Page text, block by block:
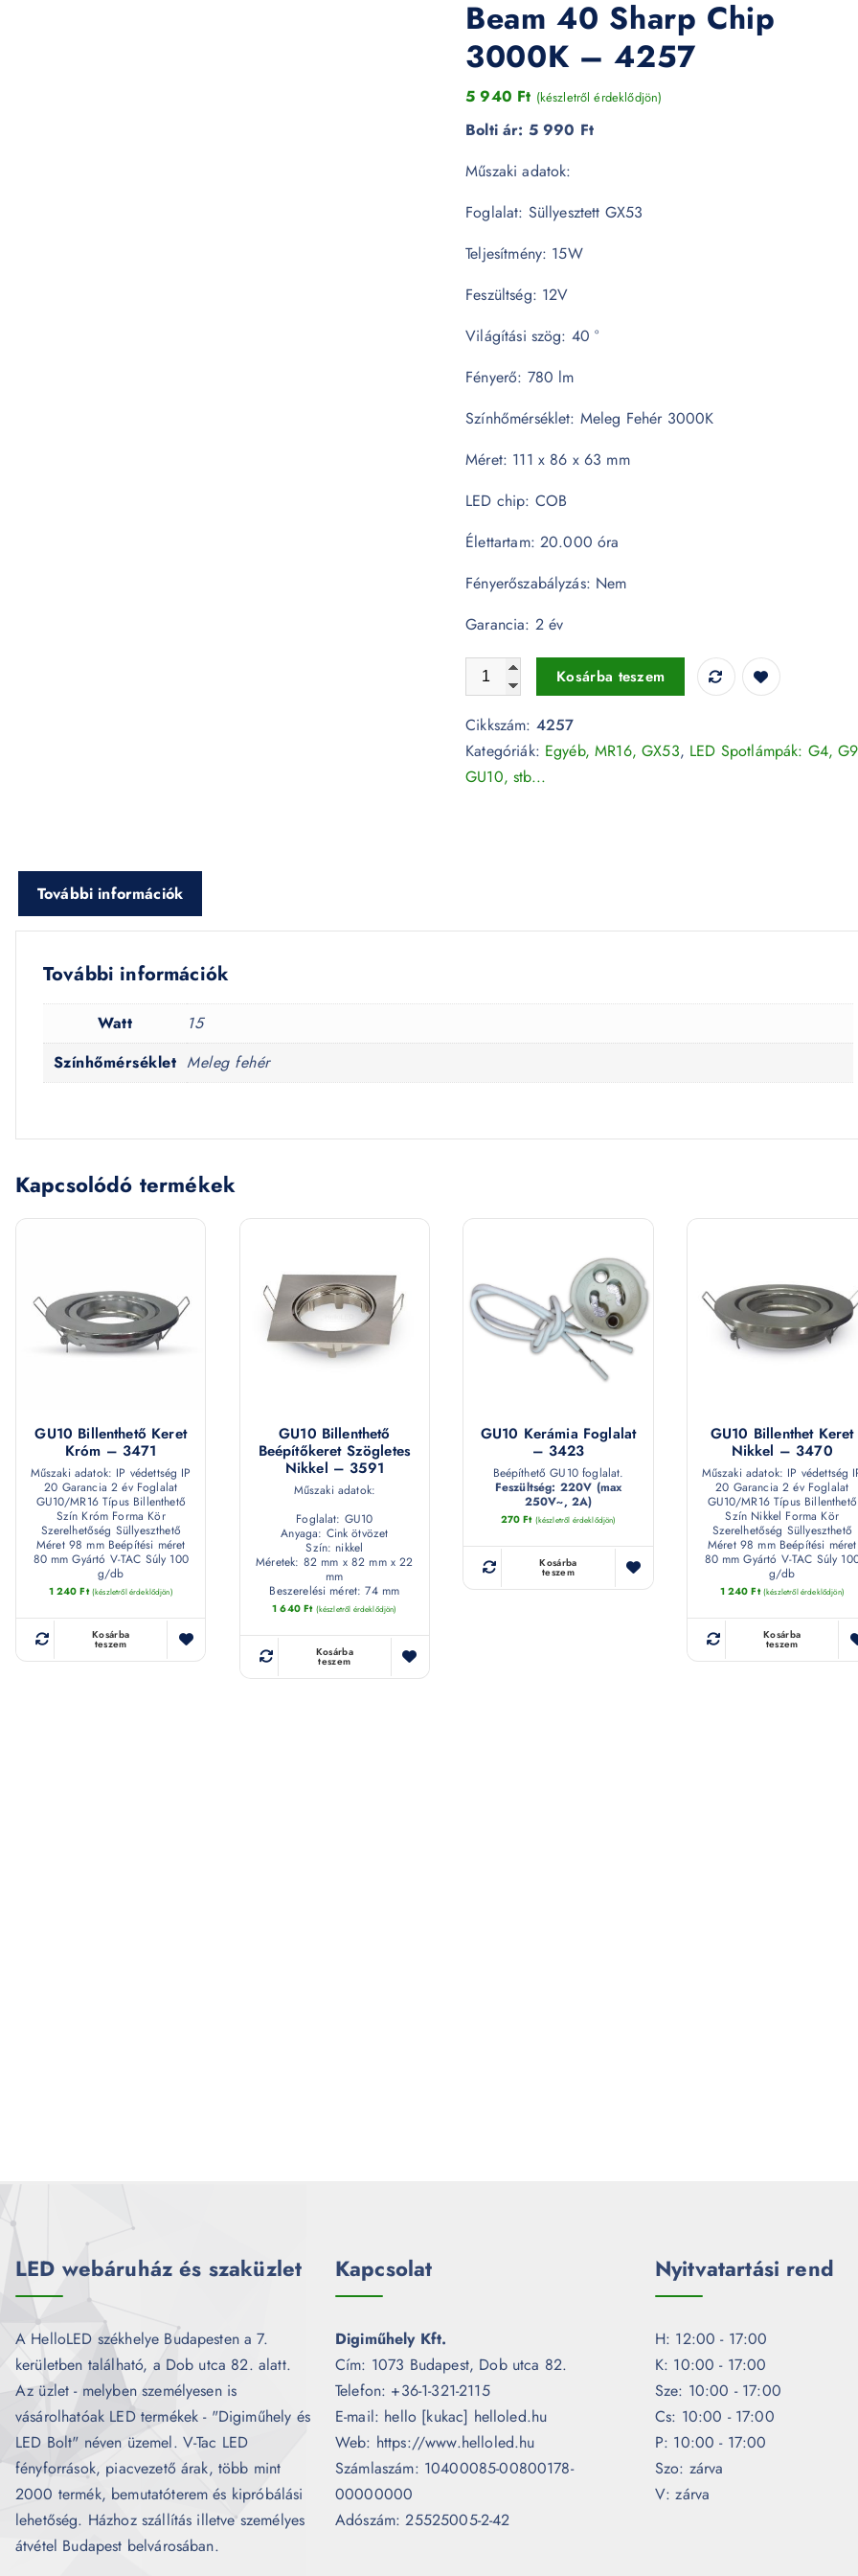
Beam 40 Sharp Chip
3000K – 4257
5 940 Ft (készletről érdeklődjön)
Bolti ár: 5 990 Ft
Műszaki adatok:
Foglalat: Süllyesztett GX53
Teljesítmény: 15W
Feszültség: 12V
Világítási szög: 40 °
Fényerő: 780 lm
Színhőmérséklet: Meleg Fehér 3000K
Méret: 111 x 86 x 63 mm
LED chip: COB
Élettartam: 20.000 óra
Fényerőszabályzás: Nem
Garancia: 2 év
LED Spotlámpa - AR111/GX53 15W 12V Beam 40 Sharp
Kosárba teszem
Cikkszám: 4257
Kategóriák: Egyéb, MR16, GX53, LED Spotlámpák: G4,
GU10, stb...
További információk
További információk
Watt
15
Színhőmérséklet Meleg fehér
Kapcsolódó termékek
GU10 Billenthető Keret
Króm – 3471
Műszaki adatok: IP védettség IP
20 Garancia 2 év Foglalat
GU10/MR16 Típus Billenthető
Szín Króm Forma Kör
Szerelhetőség Süllyeszthető
Méret 98 mm Beépítési méret
80 mm Gyártó V-TAC Súly 100
g/db
1 240Ft (készletről érdeklődjön)
Kosárba
teszem
GU10 Billenthető
Beépítőkeret Szögletes
Nikkel – 3591
Műszaki adatok:
Foglalat: GU10
Anyaga: Cink ötvözet
Szín: nikkel
Méretek: 82 mm x 82 mm x 22
mm
Beszerelési méret: 74 mm
1 640Ft (készletről érdeklődjön)
Kosárba
teszem
GU10 Kerámia Foglalat
– 3423
Beépíthető GU10 foglalat.
Feszültség: 220V (max
250V~, 2A)
270Ft (készletről érdeklődjön)
Kosárba
teszem
GU10 Billenthet Keret
Nikkel – 3470
Műszaki adatok: IP védettség
20 Garancia 2 év Foglalat
GU10/MR16 Típus Billenthető
Szín Nikkel Forma Kör
Szerelhetőség Süllyeszthető
Méret 98 mm Beépítési méret
80 mm Gyártó V-TAC Súly
g/db
1 240Ft (készletről érdeklődjön)
Kosárba
teszem
LED webáruház és szaküzlet
A HelloLED székhelye Budapesten a 7.
kerületben található, a Dob utca 82. alatt.
Az üzlet - melyben személyesen is
vásárolhatóak LED termékek - "Digiműhely és
LED Bolt" néven üzemel. V-Tac LED
fényforrások, piacvezető árak, több mint
2000 termék, bemutatóterem és kipróbálási
lehetőség. Házhoz szállítás illetve személyes
átvétel Budapest belvárosában.
Kapcsolat
Digiműhely Kft.
Cím: 1073 Budapest, Dob utca 82.
Telefon: +36-1-321-2115
E-mail: hello [kukac] helloled.hu
Web: https://www.helloled.hu
Számlaszám: 10400085-00800178-
00000000
Adószám: 25525005-2-42
Nyitvatartási rend
H: 12:00 - 17:00
K: 10:00 - 17:00
Sze: 10:00 - 17:00
Cs: 10:00 - 17:00
P: 10:00 - 17:00
Szo: zárva
V: zárva